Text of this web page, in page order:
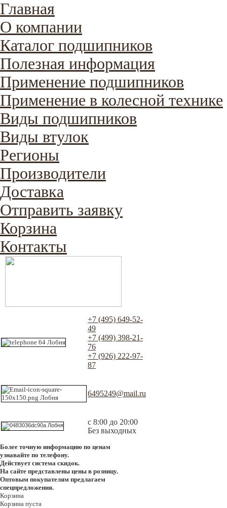
Главная
О компании
Каталог подшипников
Полезная информация
Применение подшипников
Применение в колесной технике
Виды подшипников
Виды втулок
Регионы
Производители
Доставка
Отправить заявку
Корзина
Контакты
+7 (495) 649-52-
49
+7 (499) 398-21-
76
+7 (926) 222-97-
87
6495249@mail.ru
с 8:00 до 20:00
Без выходных
Более точную информацию по ценам
узнавайте по телефону.
Действует система скидок.
На сайте представлены цены в розницу.
Оптовым покупателям предлагаем
спецпредложения.
Корзина
Корзина пуста